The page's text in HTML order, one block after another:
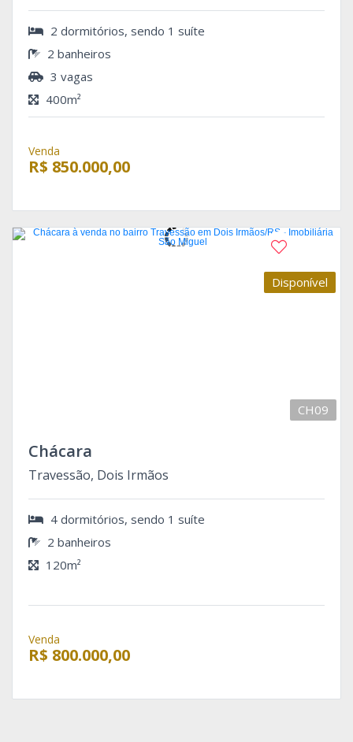
2 dormitórios, sendo 1 suíte
2 banheiros
3 vagas
400m²
Venda
R$ 850.000,00
Disponível
CH09
Chácara
Travessão, Dois Irmãos
4 dormitórios, sendo 1 suíte
2 banheiros
120m²
Venda
R$ 800.000,00